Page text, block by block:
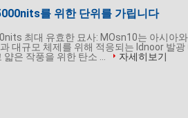
를 위한 단위를 가립니다
최대 유효한 묘사: MOsn10는 아시아
대규모 체제를 위해 적응되는 Idnoor 발광
은 작풍을 위한 탄소 ...
자세히보기